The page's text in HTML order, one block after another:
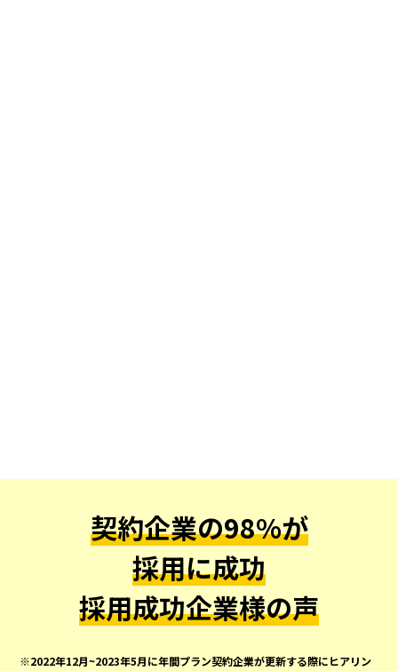
契約企業の98%が
採用に成功
採用成功企業様の声
※2022年12月~2023年5月に年間プラン契約企業が更新する際にヒアリン